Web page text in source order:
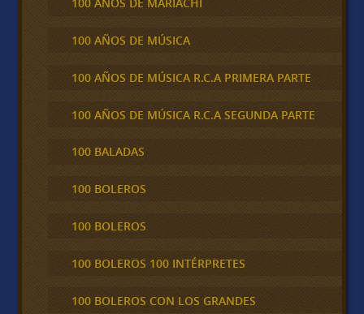
100 AÑOS DE MARIACHI
100 AÑOS DE MÚSICA
100 AÑOS DE MÚSICA R.C.A PRIMERA PARTE
100 AÑOS DE MÚSICA R.C.A SEGUNDA PARTE
100 BALADAS
100 BOLEROS
100 BOLEROS
100 BOLEROS 100 INTÉRPRETES
100 BOLEROS CON LOS GRANDES